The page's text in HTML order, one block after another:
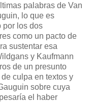
palabras de Van
lo que es
por los dos
como un pacto de
sustentar esa
y Kaufmann
de un presunto
culpa en textos y
sobre cuya
el haber